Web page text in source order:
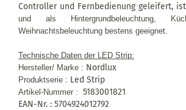
Controller und Fernbedienung geleifert,
und als Hintergrundbeleuchtung,
Weihnachtsbeleuchtung bestens geeignet.
Technische Daten der LED Strip:
Hersteller/ Marke : Nordlux
Produktserie : Led Strip
Artikel-Nummer : 5183001821
EAN-Nr. : 5704924012792